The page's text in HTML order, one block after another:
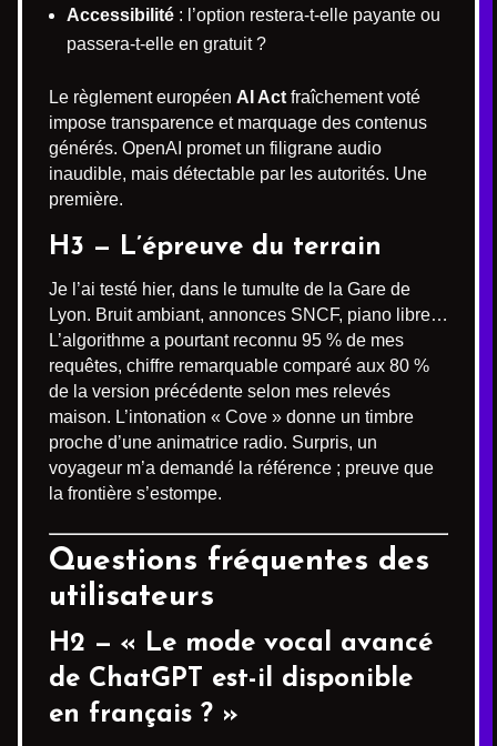
Accessibilité : l’option restera-t-elle payante ou
passera-t-elle en gratuit ?
Le règlement européen AI Act fraîchement voté
impose transparence et marquage des contenus
générés. OpenAI promet un filigrane audio
inaudible, mais détectable par les autorités. Une
première.
H3 — L’épreuve du terrain
Je l’ai testé hier, dans le tumulte de la Gare de
Lyon. Bruit ambiant, annonces SNCF, piano libre…
L’algorithme a pourtant reconnu 95 % de mes
requêtes, chiffre remarquable comparé aux 80 %
de la version précédente selon mes relevés
maison. L’intonation « Cove » donne un timbre
proche d’une animatrice radio. Surpris, un
voyageur m’a demandé la référence ; preuve que
la frontière s’estompe.
Questions fréquentes des
utilisateurs
H2 — « Le mode vocal avancé
de ChatGPT est-il disponible
en français ? »